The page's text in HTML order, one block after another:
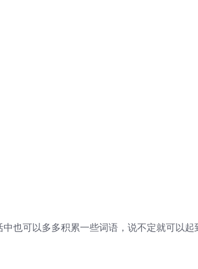
也可以多多积累一些词语，说不定就可以起